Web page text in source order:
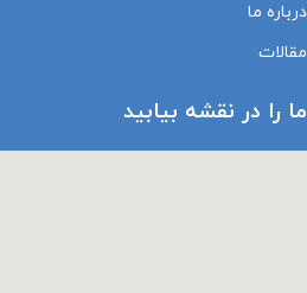
درباره ما
مقالات
ما را در نقشه بیابید